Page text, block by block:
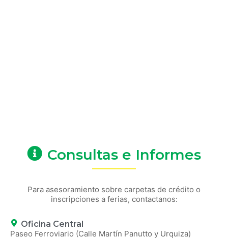
Consultas e Informes
Para asesoramiento sobre carpetas de crédito o
inscripciones a ferias, contactanos:
Oficina Central
Paseo Ferroviario (Calle Martín Panutto y Urquiza)